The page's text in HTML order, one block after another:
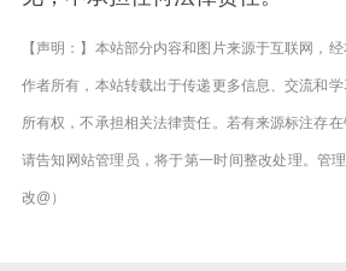
【声明：】本站部分内容和图片来源于互联网，
作者所有，本站转载出于传递更多信息、交流和
所有权，不承担相关法律责任。若有来源标注存
请告知网站管理员，将于第一时间整改处理。管
改@）